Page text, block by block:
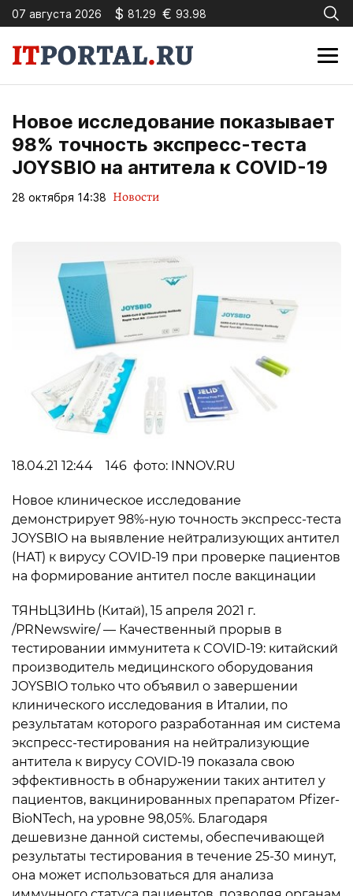
07 августа 2026 $ 81.29 € 93.98
Новое исследование показывает
98% точность экспресс-теста
JOYSBIO на антитела к COVID-19
28 октября 14:38 Новости
18.04.21 12:44 146 фото: INNOV.RU
Новое клиническое исследование
демонстрирует 98%-ную точность экспресс-теста
JOYSBIO на выявление нейтрализующих антител
(НАТ) к вирусу COVID-19 при проверке пациентов
на формирование антител после вакцинации
ТЯНЬЦЗИНЬ (Китай), 15 апреля 2021 г.
/PRNewswire/ — Качественный прорыв в
тестировании иммунитета к COVID-19: китайский
производитель медицинского оборудования
JOYSBIO только что объявил о завершении
клинического исследования в Италии, по
результатам которого разработанная им система
экспресс-тестирования на нейтрализующие
антитела к вирусу COVID-19 показала свою
эффективность в обнаружении таких антител у
пациентов, вакцинированных препаратом Pfizer-
BioNTech, на уровне 98,05%. Благодаря
дешевизне данной системы, обеспечивающей
результаты тестирования в течение 25-30 минут,
она может использоваться для анализа